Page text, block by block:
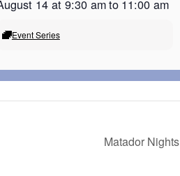
14 at 9:30 amto 11:00 am
Event Series
Matador Nights